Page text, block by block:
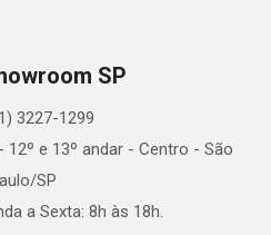
SP
3227-1299
12º e 13º andar - Centro - São
SP
a Sexta: 8h às 18h.